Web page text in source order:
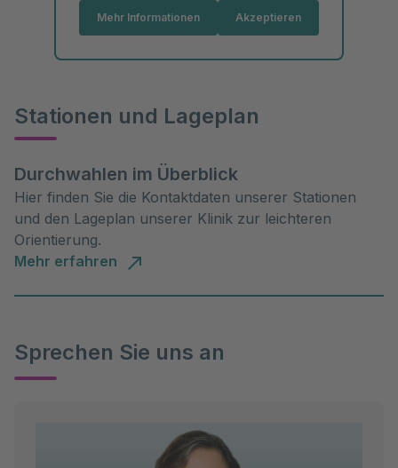
Mehr Informationen Akzeptieren
Stationen und Lageplan
Durchwahlen im Überblick
Hier finden Sie die Kontaktdaten unserer Stationen
und den Lageplan unserer Klinik zur leichteren
Orientierung.
Mehr erfahren
Sprechen Sie uns an